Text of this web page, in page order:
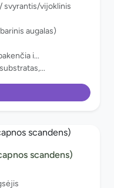
svyrantis/vijoklinis
augalas)
i...
scandens)